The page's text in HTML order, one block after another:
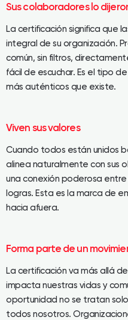
Sus colaboradores lo
La certificación significa que
integral de su organización.
común, sin filtros,
fácil de escuchar. Es el tipo
más auténticos que existe.
Viven sus valores
Cuando todos están unidos
alinea naturalmente con sus
una conexión poderosa
logras. Esta es la marca de
hacia afuera.
Forma parte de un
La certificación va más allá
impacta nuestras vidas y
oportunidad no se tratan
todos nosotros.